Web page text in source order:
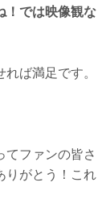
では映像観な
ば満足です。
てファンの皆さ
りがとう！これ